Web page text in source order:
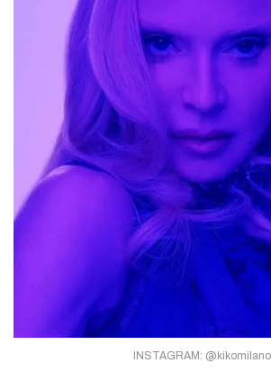
INSTAGRAM: @kikomilano